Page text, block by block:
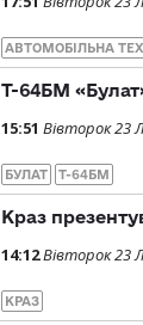
АВТОМОБІЛЬНА
Т-64БМ
15:51 Вівторок 23
БУЛАТ Т-64БМ
Краз
14:12Вівторок 23
КРАЗ